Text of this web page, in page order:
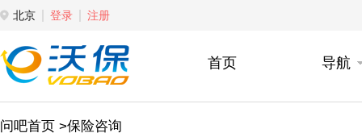
北京 登录 注册
首页 导航
问吧首页 >保险咨询